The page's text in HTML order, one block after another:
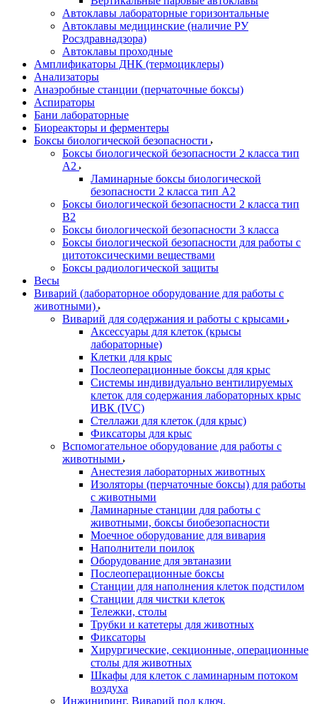
Автоклавы лабораторные горизонтальные
Автоклавы медицинские (наличие РУ
Росздравнадзора)
Автоклавы проходные
Амплификаторы ДНК (термоциклеры)
Анализаторы
Анаэробные станции (перчаточные боксы)
Аспираторы
Бани лабораторные
Биореакторы и ферментеры
Боксы биологической безопасности
Боксы биологической безопасности 2 класса тип
A2
Ламинарные боксы биологической
безопасности 2 класса тип A2
Боксы биологической безопасности 2 класса тип
B2
Боксы биологической безопасности 3 класса
Боксы биологической безопасности для работы с
цитотоксическими веществами
Боксы радиологической защиты
Весы
Виварий (лабораторное оборудование для работы с
животными)
Виварий для содержания и работы с крысами
Аксессуары для клеток (крысы
лабораторные)
Клетки для крыс
Послеоперационные боксы для крыс
Системы индивидуально вентилируемых
клеток для содержания лабораторных крыс
ИВК (IVC)
Стеллажи для клеток (для крыс)
Фиксаторы для крыс
Вспомогательное оборудование для работы с
животными
Анестезия лабораторных животных
Изоляторы (перчаточные боксы) для работы
с животными
Ламинарные станции для работы с
животными, боксы биобезопасности
Моечное оборудование для вивария
Наполнители поилок
Оборудование для эвтаназии
Послеоперационные боксы
Станции для наполнения клеток подстилом
Станции для чистки клеток
Тележки, столы
Трубки и катетеры для животных
Фиксаторы
Хирургические, секционные, операционные
столы для животных
Шкафы для клеток с ламинарным потоком
воздуха
Инжиниринг. Виварий под ключ.